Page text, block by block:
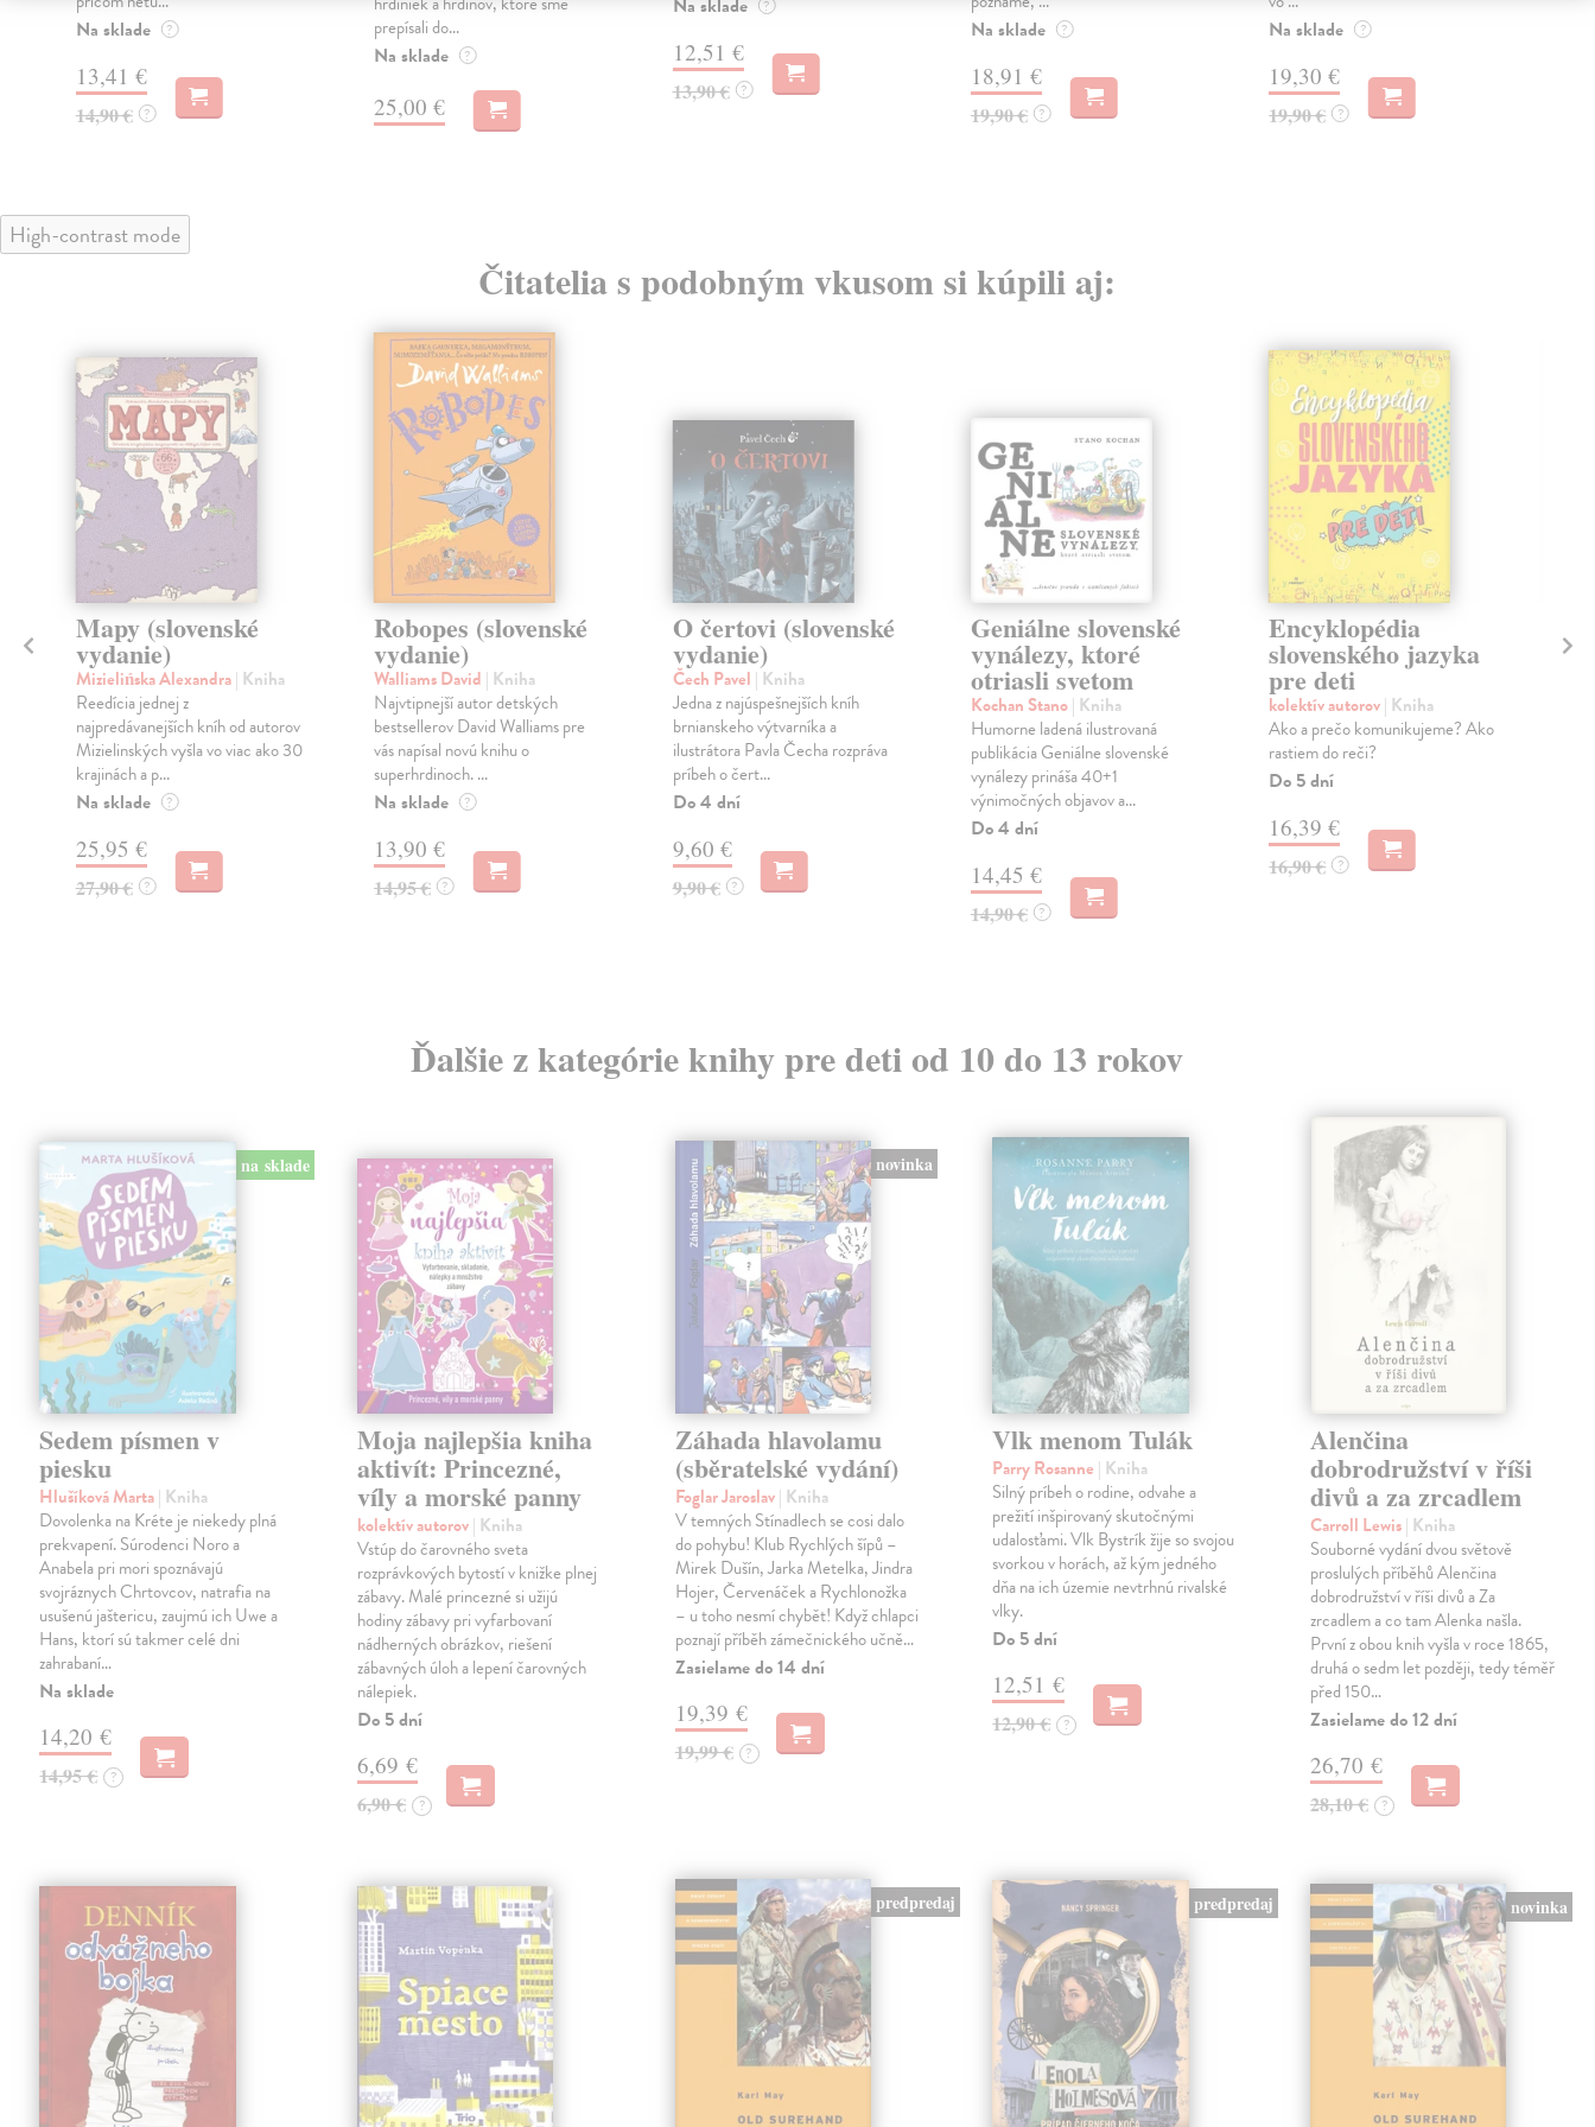
Na sklade ?
13,41 €
14,90 € ?
prepísali do...
Na sklade ?
25,00 €
?
12,51 €
13,90 € ?
Na sklade ?
18,91 €
19,90 € ?
Na sklade ?
19,30 €
19,90 € ?
High-contrast mode
Čitatelia s podobným vkusom si kúpili aj:
Mapy (slovenské
vydanie)
Mizielińska Alexandra| Kniha
Reedícia jednej z
najpredávanejších kníh od autorov
Mizielinských vyšla vo viac ako 30
krajinách a p...
Na sklade ?
25,95 €
27,90 € ?
Robopes (slovenské
vydanie)
Walliams David | Kniha
Najvtipnejší autor detských
bestsellerov David Walliams pre
vás napísal novú knihu o
superhrdinoch. ...
Na sklade ?
13,90 €
14,95 € ?
O čertovi (slovenské
vydanie)
Čech Pavel | Kniha
Jedna z najúspešnejších kníh
brnianskeho výtvarníka a
ilustrátora Pavla Čecha rozpráva
príbeh o čert...
Do 4 dní
9,60 €
9,90 € ?
Geniálne slovenské
vynálezy, ktoré
otriasli svetom
Kochan Stano| Kniha
Humorne ladená ilustrovaná
publikácia Geniálne slovenské
vynálezy prináša 40+1
výnimočných objavov a...
Do 4 dní
14,45 €
14,90 € ?
Encyklopédia
slovenského jazyka
pre deti
kolektív autorov| Kniha
Ako a prečo komunikujeme? Ako
rastiem do reči?
Do 5 dní
16,39 €
16,90 € ?
Ďalšie z kategórie knihy pre deti od 10 do 13 rokov
na sklade
Sedem písmen v
piesku
Hlušíková Marta| Kniha
Dovolenka na Kréte je niekedy plná
prekvapení. Súrodenci Noro a
Anabela pri mori spoznávajú
svojráznych Chrtovcov, natrafia na
usušenú jaštericu, zaujmú ich Uwe a
Hans, ktorí sú takmer celé dni
zahrabaní…
Na sklade
14,20 €
14,95 € ?
Moja najlepšia kniha
aktivít: Princezné,
víly a morské panny
kolektív autorov| Kniha
Vstúp do čarovného sveta
rozprávkových bytostí v knižke plnej
zábavy. Malé princezné si užijú
hodiny zábavy pri vyfarbovaní
nádherných obrázkov, riešení
zábavných úloh a lepení čarovných
nálepiek.
Do 5 dní
6,69 €
6,90 € ?
novinka
Záhada hlavolamu
(sběratelské vydání)
Foglar Jaroslav| Kniha
V temných Stínadlech se cosi dalo
do pohybu! Klub Rychlých šípů –
Mirek Dušín, Jarka Metelka, Jindra
Hojer, Červenáček a Rychlonožka
– u toho nesmí chybět! Když chlapci
poznají příběh zámečnického učně…
Zasielame do 14 dní
19,39 €
19,99 € ?
Vlk menom Tulák
Parry Rosanne | Kniha
Silný príbeh o rodine, odvahe a
prežití inšpirovaný skutočnými
udalosťami. Vlk Bystrík žije so svojou
svorkou v horách, až kým jedného
dňa na ich územie nevtrhnú rivalské
vlky.
Do 5 dní
12,51 €
12,90 € ?
Alenčina
dobrodružství v říši
divů a za zrcadlem
Carroll Lewis| Kniha
Souborné vydání dvou světově
proslulých příběhů Alenčina
dobrodružství v říši divů a Za
zrcadlem a co tam Alenka našla.
První z obou knih vyšla v roce 1865,
druhá o sedm let později, tedy téměř
před 150…
Zasielame do 12 dní
26,70 €
28,10 € ?
predpredaj predpredaj novinka